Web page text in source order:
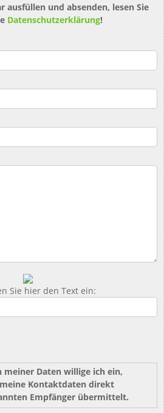
ausfüllen und absenden, lesen Sie
Datenschutzerklärung!
Sie hier den Text ein:
meiner Daten willige ich ein,
meine Kontaktdaten direkt
Empfänger übermittelt.